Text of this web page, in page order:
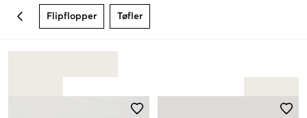
BACK Flipflopper Tøfler